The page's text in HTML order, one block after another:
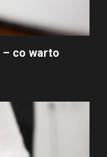
– co warto